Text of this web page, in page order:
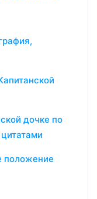
дочке по
положение